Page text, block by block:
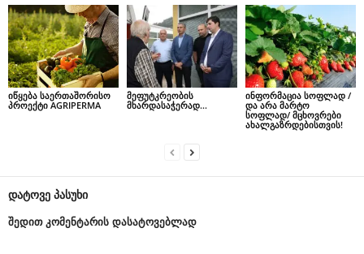
იწყება საერთაშორისო
პროექტი AGRIPERMA
მეფუტკრეობის
მხარდასაჭერად…
ინფორმაცია სოფლად /
და არა მარტო
სოფლად/ მცხოვრები
ახალგაზრდებისთვის!
დატოვე პასუხი
შედით კომენტარის დასატოვებლად